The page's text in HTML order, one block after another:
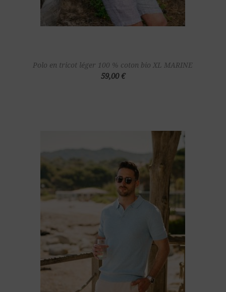
Polo en tricot léger 100 % coton bio XL MARINE
59,00 €